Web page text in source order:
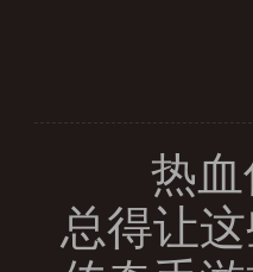
热血
总得让